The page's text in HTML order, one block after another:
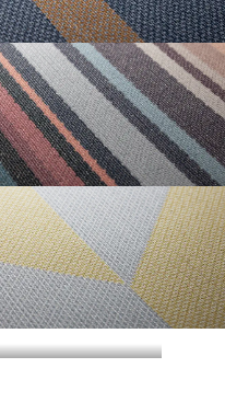
リピートレスタイプです。
必ずRepeat Imageをご確認いた
(W900mmxH2700mm/本)となり
サイズの調整をご希望の場合
の商品よりも多くなりますので
ート」表示を参考に柄合わせし
ため、施工費が割増しになる場
環境などをご確認の上、商品選
-
-
-
表的な下地基材は以下のものに
上の繊維混入ケイ酸カルシウム
ボード
ード
THICK AND THIN
STRIPE
MULTI STRIPE